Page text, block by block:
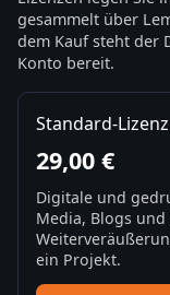
gesammelt über
dem Kauf steht der
Konto bereit.
Standard-Lizenz
29,00 €
Digitale und
Media, Blogs
ein Projekt.